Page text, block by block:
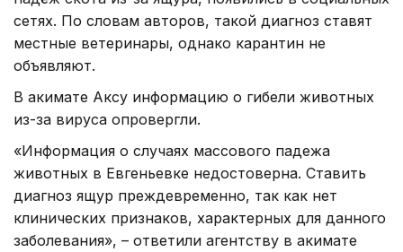
сетях. По словам авторов, такой диагноз ставят
местные ветеринары, однако карантин не
объявляют.
В акимате Аксу информацию о гибели животных
из-за вируса опровергли.
«Информация о случаях массового падежа
животных в Евгеньевке недостоверна. Ставить
диагноз ящур преждевременно, так как нет
клинических признаков, характерных для данного
заболевания», – ответили агентству в акимате